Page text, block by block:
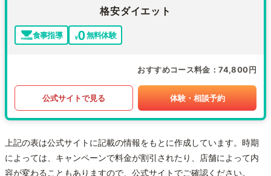
格安ダイエット
食事指導 無料体験
おすすめコース料金 74,800円
公式サイトで見る 体験・相談予約
上記の表は公式サイトに記載の情報をもとに作成しています。時期
によっては、キャンペーンで料金が割引されたり、店舗によって内
容が変わることもありますので、公式サイトでご確認ください。